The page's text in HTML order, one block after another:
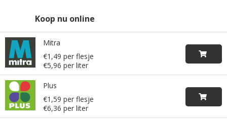
Koop nu online
Mitra
€1,49 per flesje
€5,96 per liter
Plus
€1,59 per flesje
€6,36 per liter